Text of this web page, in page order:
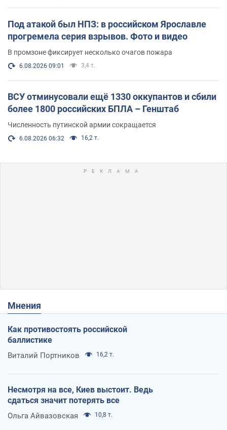
Под атакой был НПЗ: в российском Ярославле
прогремела серия взрывов. Фото и видео
В промзоне фиксирует несколько очагов пожара
6.08.2026 09:01 3,4 т.
ВСУ отминусовали ещё 1330 оккупантов и сбили
более 1800 российских БПЛА – Генштаб
Численность путинской армии сокращается
6.08.2026 06:32 16,2 т.
Мнения
Как противостоять российской
баллистике
Виталий Портников 16,2 т.
Несмотря на все, Киев выстоит. Ведь
сдаться значит потерять все
Ольга Айвазовская 10,8 т.